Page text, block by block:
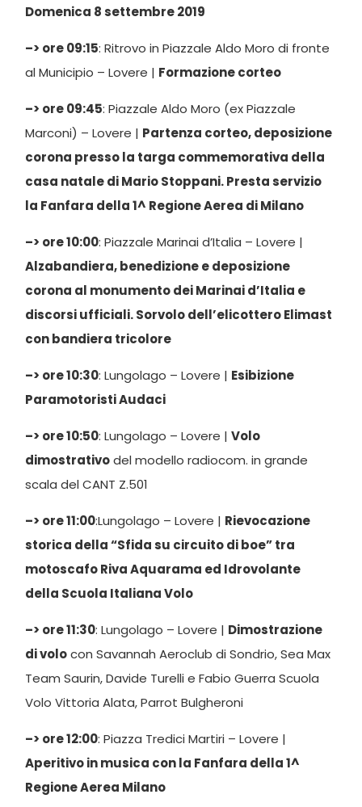
Domenica 8 settembre 2019
–> ore 09:15: Ritrovo in Piazzale Aldo Moro di fronte
al Municipio – Lovere | Formazione corteo
–> ore 09:45: Piazzale Aldo Moro (ex Piazzale
Marconi) – Lovere | Partenza corteo, deposizione
corona presso la targa commemorativa della
casa natale di Mario Stoppani. Presta servizio
la Fanfara della 1^ Regione Aerea di Milano
–> ore 10:00: Piazzale Marinai d’Italia – Lovere |
Alzabandiera, benedizione e deposizione
corona al monumento dei Marinai d’Italia e
discorsi ufficiali. Sorvolo dell’elicottero Elimast
con bandiera tricolore
–> ore 10:30: Lungolago – Lovere | Esibizione
Paramotoristi Audaci
–> ore 10:50: Lungolago – Lovere |Volo
dimostrativodel modello radiocom. in grande
scala del CANT Z.501
–> ore 11:00:Lungolago – Lovere | Rievocazione
storica della “Sfida su circuito di boe” tra
motoscafo Riva Aquarama ed Idrovolante
della Scuola Italiana Volo
–> ore 11:30: Lungolago – Lovere | Dimostrazione
di volocon Savannah Aeroclub di Sondrio, Sea Max
Team Saurin, Davide Turelli e Fabio Guerra Scuola
Volo Vittoria Alata, Parrot Bulgheroni
–> ore 12:00: Piazza Tredici Martiri – Lovere |
Aperitivo in musica con la Fanfara della 1^
Regione Aerea Milano